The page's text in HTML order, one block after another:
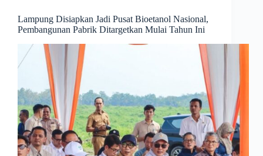
Lampung Disiapkan Jadi Pusat Bioetanol Nasional,
Pembangunan Pabrik Ditargetkan Mulai Tahun Ini